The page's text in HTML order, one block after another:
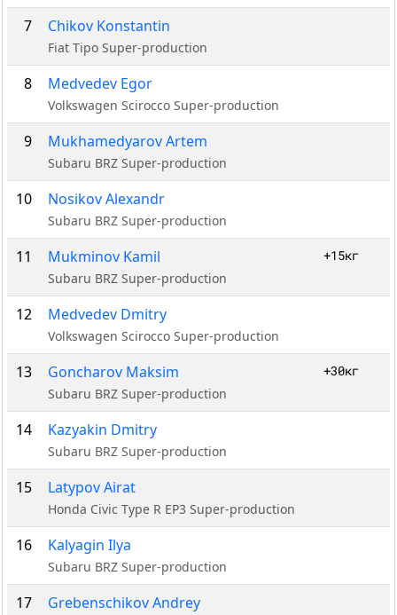
7 Chikov Konstantin
Fiat Tipo Super-production
8 Medvedev Egor
Volkswagen Scirocco Super-production
9 Mukhamedyarov Artem
Subaru BRZ Super-production
10 Nosikov Alexandr
Subaru BRZ Super-production
11 Mukminov Kamil
Subaru BRZ Super-production
+15кг
12 Medvedev Dmitry
Volkswagen Scirocco Super-production
13 Goncharov Maksim
Subaru BRZ Super-production
+30кг
14 Kazyakin Dmitry
Subaru BRZ Super-production
15 Latypov Airat
Honda Civic Type R EP3 Super-production
16 Kalyagin Ilya
Subaru BRZ Super-production
17 Grebenschikov Andrey